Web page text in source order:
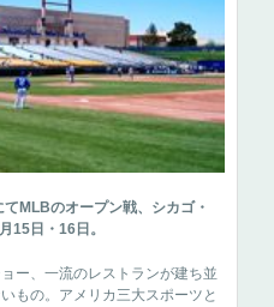
MLBのオープン戦、シカゴ・
15日・16日。
ー、一流のレストランが建ち並
もの。アメリカ三大スポーツと